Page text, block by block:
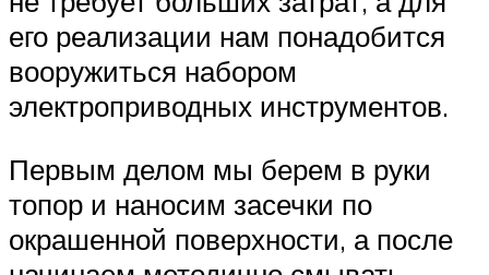
его реализации нам понадобится
вооружиться набором
электроприводных инструментов.
Первым делом мы берем в руки
топор и наносим засечки по
окрашенной поверхности, а после